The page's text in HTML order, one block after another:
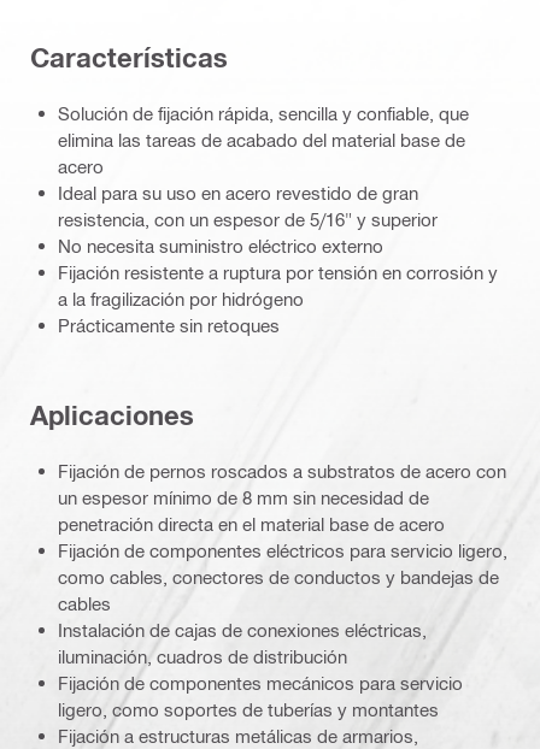
Caracterí­sticas
Solución de fijación rápida, sencilla y confiable, que
elimina las tareas de acabado del material base de
acero
Ideal para su uso en acero revestido de gran
resistencia, con un espesor de 5/16" y superior
No necesita suministro eléctrico externo
Fijación resistente a ruptura por tensión en corrosión y
a la fragilización por hidrógeno
Prácticamente sin retoques
Aplicaciones
Fijación de pernos roscados a substratos de acero con
un espesor mínimo de 8 mm sin necesidad de
penetración directa en el material base de acero
Fijación de componentes eléctricos para servicio ligero,
como cables, conectores de conductos y bandejas de
cables
Instalación de cajas de conexiones eléctricas,
iluminación, cuadros de distribución
Fijación de componentes mecánicos para servicio
ligero, como soportes de tuberías y montantes
Fijación a estructuras metálicas de armarios,